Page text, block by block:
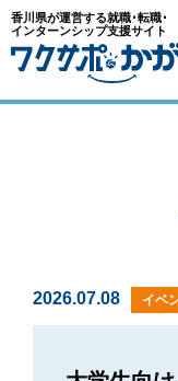
香川県が運営する就職･転職･
インターンシップ支援サイト
2026.07.08 イベ